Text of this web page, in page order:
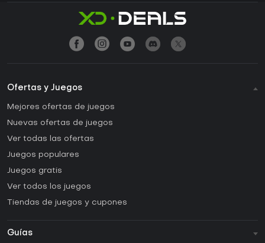
Ofertas y Juegos
Mejores ofertas de juegos
Nuevas ofertas de juegos
Ver todas las ofertas
Juegos populares
Juegos gratis
Ver todos los juegos
Tiendas de juegos y cupones
Guías